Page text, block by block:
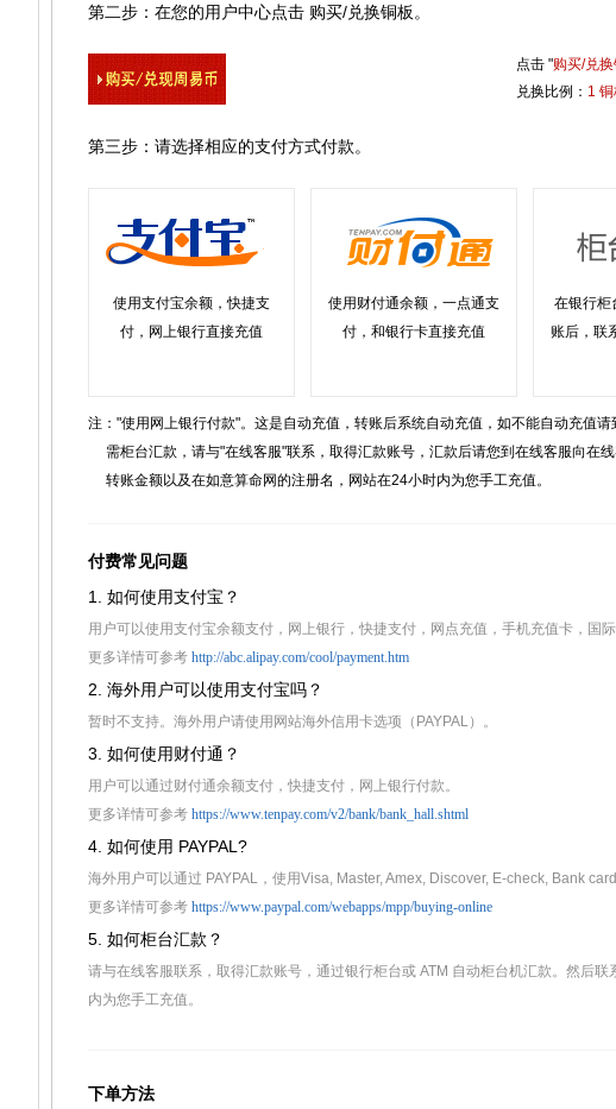
第二步：在您的用户中心点击 购买/兑换铜板。
点击 "购买/兑
兑换比例： 1
第三步：请选择相应的支付方式付款。
使用支付宝余额，快捷支
付，网上银行直接充值
使用财付通余额，一点通支
付，和银行卡直接充值
在银行柜
账后，联
注："使用网上银行付款"。这是自动充值，转账后系统自动充值，如不能自动充值请
需柜台汇款，请与"在线客服"联系，取得汇款账号，汇款后请您到在线客服向在
转账金额以及在如意算命网的注册名，网站在24小时内为您手工充值。
付费常见问题
1. 如何使用支付宝？
用户可以使用支付宝余额支付，网上银行，快捷支付，网点充值，手机充值卡，国际
更多详情可参考 http://abc.alipay.com/cool/payment.htm
2. 海外用户可以使用支付宝吗？
暂时不支持。海外用户请使用网站海外信用卡选项（PAYPAL）。
3. 如何使用财付通？
用户可以通过财付通余额支付，快捷支付，网上银行付款。
更多详情可参考 https://www.tenpay.com/v2/bank/bank_hall.shtml
4. 如何使用 PAYPAL?
海外用户可以通过 PAYPAL，使用Visa, Master, Amex, Discover, E-check, Bank card
更多详情可参考 https://www.paypal.com/webapps/mpp/buying-online
5. 如何柜台汇款？
请与在线客服联系，取得汇款账号，通过银行柜台或 ATM 自动柜台机汇款。然后
内为您手工充值。
下单方法